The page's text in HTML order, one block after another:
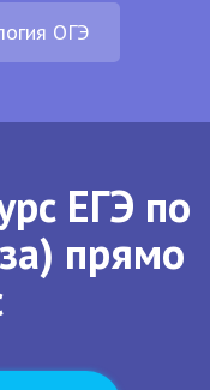
ОГЭ
ЕГЭ по
прямо